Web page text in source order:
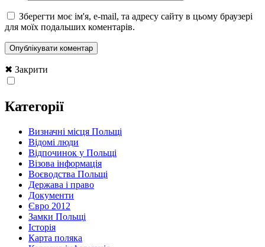
Зберегти моє ім'я, e-mail, та адресу сайту в цьому браузері
для моїх подальших коментарів.
✖ Закрити
Категорії
Визначні місця Польщі
Відомі люди
Відпочинок у Польщі
Візова інформація
Воєводства Польщі
Держава і право
Документи
Євро 2012
Замки Польщі
Історія
Карта поляка